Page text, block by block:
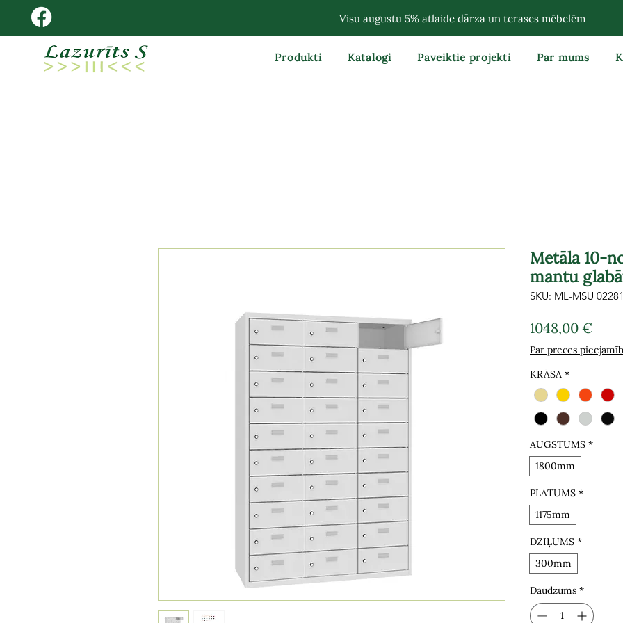
Visu augustu 5% atlaide dārza un terases mēbelēm
Produkti Katalogi Paveiktie projekti Par mums
Metāla 10-
mantu
SKU: ML-MSU
1048,00 €
Par preces
KRĀSA *
AUGSTUMS *
1800mm
PLATUMS *
1175mm
DZIĻUMS *
300mm
Daudzums *